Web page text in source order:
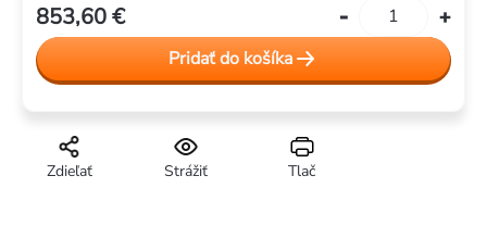
Tlač
Strážiť
Zdieľať
853,60 €
cena:Pridať do košíka